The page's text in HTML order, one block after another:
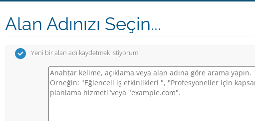
Alan Adınızı Seçin...
Yeni bir alan adı kaydetmek istiyorum.